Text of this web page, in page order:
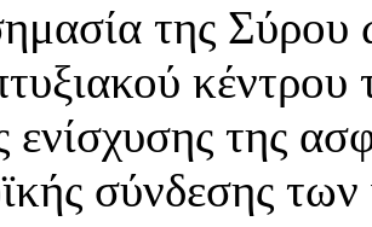
της Σύρου
ενίσχυσης της
σύνδεσης